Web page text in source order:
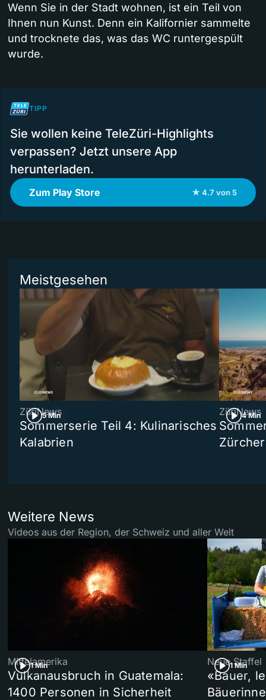
Wenn Sie in der Stadt wohnen, ist ein Teil von
Ihnen nun Kunst. Denn ein Kalifornier sammelte
und trocknete das, was das WC runtergespült
wurde.
TIPP
Sie wollen keine TeleZüri-Highlights
verpassen? Jetzt unsere App
herunterladen.
Zum Play Store ★ 4.7 von 5
Meistgesehen
5 Min
ZüriNews
Sommerserie Teil 4: Kulinarisches
Kalabrien
4 Min
ZüriNews
Weitere News
Videos aus der Region, der Schweiz und aller Welt
1 Min
Mittelamerika
Vulkanausbruch in Guatemala:
1400 Personen in Sicherheit
1 Min
Neue Staffel
«Bauer,